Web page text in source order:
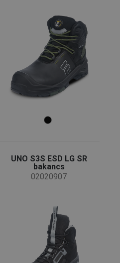
UNO S3S ESD LG SR
bakancs
02020907